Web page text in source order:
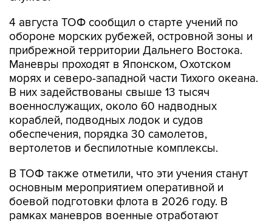
4 августа ТОФ сообщил о старте учений по
обороне морских рубежей, островной зоны и
прибрежной территории Дальнего Востока.
Маневры проходят в Японском, Охотском
морях и северо-западной части Тихого океана.
В них задействованы свыше 13 тысяч
военнослужащих, около 60 надводных
кораблей, подводных лодок и судов
обеспечения, порядка 30 самолетов,
вертолетов и беспилотные комплексы.
В ТОФ также отметили, что эти учения станут
основным мероприятием оперативной и
боевой подготовки флота в 2026 году. В
рамках маневров военные отработают